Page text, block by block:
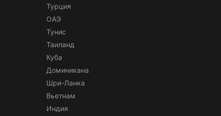
Турция
ОАЭ
Тунис
Таиланд
Куба
Доминикана
Шри-Ланка
Вьетнам
Индия